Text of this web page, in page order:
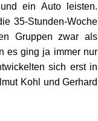
ein Auto leisten.
35-Stunden-Woche
Gruppen zwar als
es ging ja immer nur
sich erst in
Kohl und Gerhard